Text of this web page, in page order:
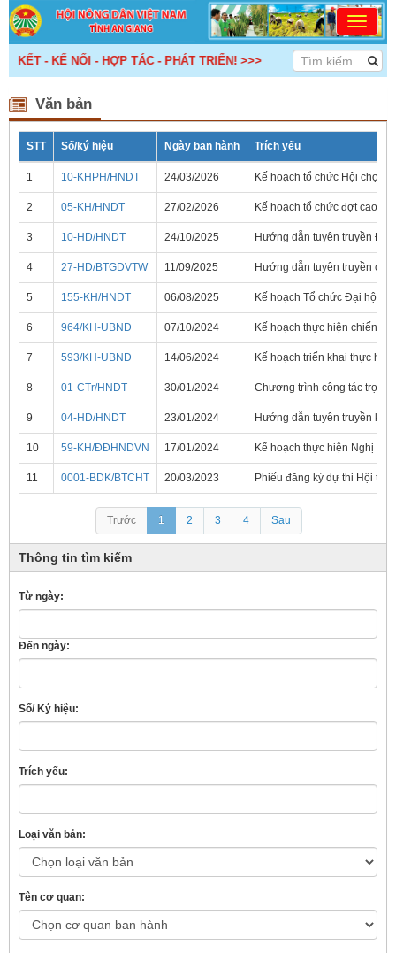
KẾT - KẾ NỐI - HỢP TÁC - PHÁT TRIỂN! >>>
Văn bản
STT Số/ký hiệu Ngày ban hành Trích yếu
1 10-KHPH/HNDT 24/03/2026 Kế hoạch tổ chức Hội chợ
2 05-KH/HNDT 27/02/2026 Kế hoạch tổ chức đợt cao
3 10-HD/HNDT 24/10/2025 Hướng dẫn tuyên truyền Đại
4 27-HD/BTGDVTW 11/09/2025 Hướng dẫn tuyên truyền
5 155-KH/HNDT 06/08/2025 Kế hoạch Tổ chức Đại hội
6 964/KH-UBND 07/10/2024 Kế hoạch thực hiện chiến
7 593/KH-UBND 14/06/2024 Kế hoạch triển khai thực
8 01-CTr/HNDT 30/01/2024 Chương trình công tác trọng
9 04-HD/HNDT 23/01/2024 Hướng dẫn tuyên truyền kỷ
10 59-KH/ĐĐHNDVN 17/01/2024 Kế hoạch thực hiện Nghị
11 0001-BDK/BTCHT 20/03/2023 Phiếu đăng ký dự thi Hội thi
Trước 1 2 3 4 Sau
Thông tin tìm kiếm
Từ ngày:
Đến ngày:
Số/ Ký hiệu:
Trích yếu:
Loại văn bản:
Tên cơ quan: